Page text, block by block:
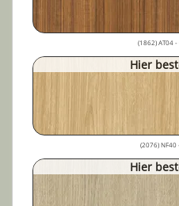
(1862) AT04 -
Hier
(2076) NF40
Hier